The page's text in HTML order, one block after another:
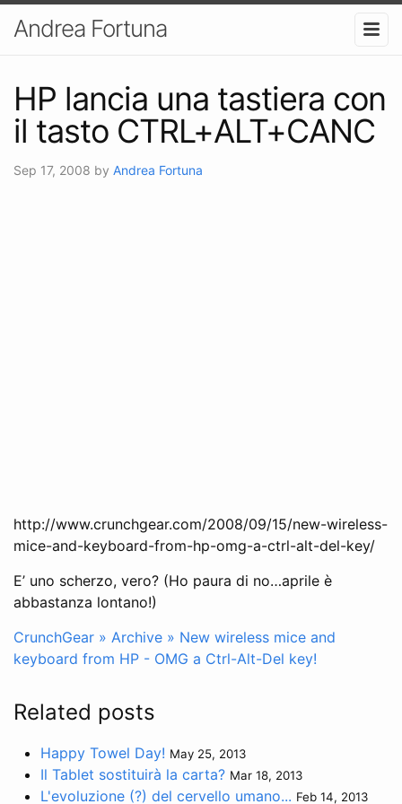
Andrea Fortuna
HP lancia una tastiera con
il tasto CTRL+ALT+CANC
Sep 17, 2008 by Andrea Fortuna
http://www.crunchgear.com/2008/09/15/new-wireless-
mice-and-keyboard-from-hp-omg-a-ctrl-alt-del-key/
E’ uno scherzo, vero? (Ho paura di no…aprile è
abbastanza lontano!)
CrunchGear » Archive » New wireless mice and
keyboard from HP - OMG a Ctrl-Alt-Del key!
Related posts
Happy Towel Day! May 25, 2013
Il Tablet sostituirà la carta? Mar 18, 2013
L'evoluzione (?) del cervello umano... Feb 14, 2013